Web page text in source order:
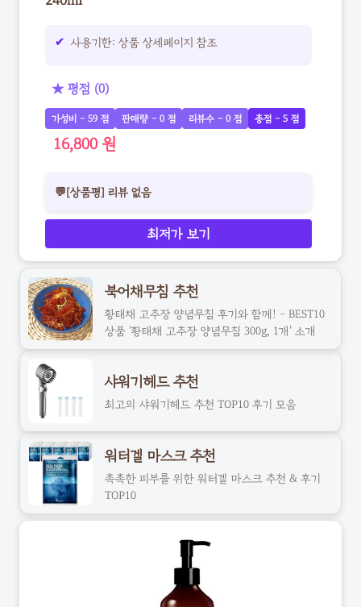
사용기한: 상품 상세페이지 참조
★ 평점 (0)
가성비 - 59 점 판매량 - 0 점 리뷰수 - 0 점 총점 - 5 점
16,800 원
💬[상품평] 리뷰 없음
최저가 보기
북어채무침 추천
황태채 고추장 양념무침 후기와 함께! - BEST10
상품 '황태채 고추장 양념무침 300g, 1개' 소개
샤워기헤드 추천
최고의 샤워기헤드 추천 TOP10 후기 모음
워터겔 마스크 추천
촉촉한 피부를 위한 워터겔 마스크 추천 & 후기
TOP10